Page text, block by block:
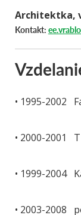
Architektka,
Kontakt:
• 1995-2002
• 2000-2001
• 1999-2004
• 2003-2008